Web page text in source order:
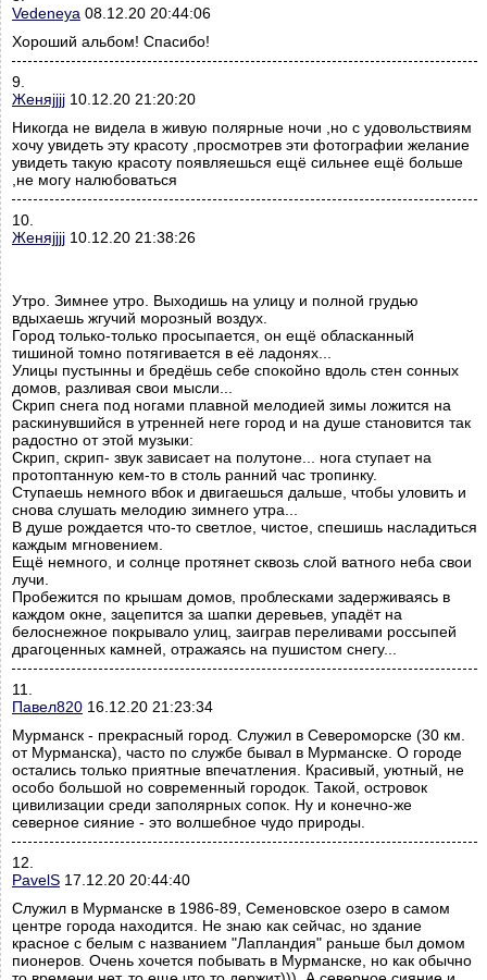
Vedeneya 08.12.20 20:44:06
Хороший альбом! Спасибо!
9.
Женяjjjj 10.12.20 21:20:20
Никогда не видела в живую полярные ночи ,но с удовольствиям
хочу увидеть эту красоту ,просмотрев эти фотографии желание
увидеть такую красоту появляешься ещё сильнее ещё больше
,не могу налюбоваться
10.
Женяjjjj 10.12.20 21:38:26
Утро. Зимнее утро. Выходишь на улицу и полной грудью
вдыхаешь жгучий морозный воздух.
Город только-только просыпается, он ещё обласканный
тишиной томно потягивается в её ладонях...
Улицы пустынны и бредёшь себе спокойно вдоль стен сонных
домов, разливая свои мысли...
Скрип снега под ногами плавной мелодией зимы ложится на
раскинувшийся в утренней неге город и на душе становится так
радостно от этой музыки:
Скрип, скрип- звук зависает на полутоне... нога ступает на
протоптанную кем-то в столь ранний час тропинку.
Ступаешь немного вбок и двигаешься дальше, чтобы уловить и
снова слушать мелодию зимнего утра...
В душе рождается что-то светлое, чистое, спешишь насладиться
каждым мгновением.
Ещё немного, и солнце протянет сквозь слой ватного неба свои
лучи.
Пробежится по крышам домов, проблесками задерживаясь в
каждом окне, зацепится за шапки деревьев, упадёт на
белоснежное покрывало улиц, заиграв переливами россыпей
драгоценных камней, отражаясь на пушистом снегу...
11.
Павел820 16.12.20 21:23:34
Мурманск - прекрасный город. Служил в Североморске (30 км.
от Мурманска), часто по службе бывал в Мурманске. О городе
остались только приятные впечатления. Красивый, уютный, не
особо большой но современный городок. Такой, островок
цивилизации среди заполярных сопок. Ну и конечно-же
северное сияние - это волшебное чудо природы.
12.
PavelS 17.12.20 20:44:40
Служил в Мурманске в 1986-89, Семеновское озеро в самом
центре города находится. Не знаю как сейчас, но здание
красное с белым с названием "Лапландия" раньше был домом
пионеров. Очень хочется побывать в Мурманске, но как обычно